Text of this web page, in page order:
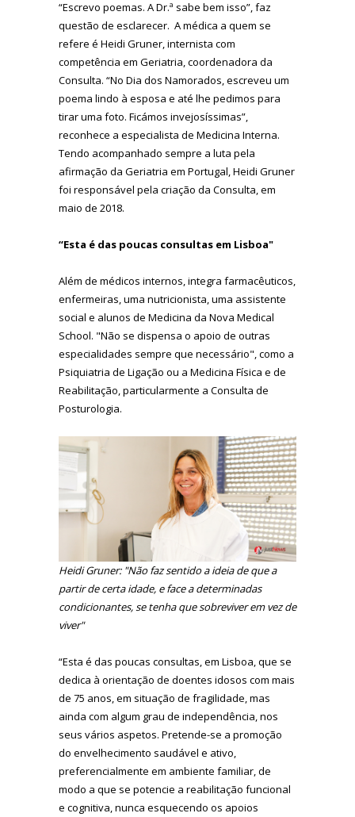
“Escrevo poemas. A Dr.ª sabe bem isso”, faz
questão de esclarecer. A médica a quem se
refere é Heidi Gruner, internista com
competência em Geriatria, coordenadora da
Consulta. “No Dia dos Namorados, escreveu um
poema lindo à esposa e até lhe pedimos para
tirar uma foto. Ficámos invejosíssimas”,
reconhece a especialista de Medicina Interna.
Tendo acompanhado sempre a luta pela
afirmação da Geriatria em Portugal, Heidi Gruner
foi responsável pela criação da Consulta, em
maio de 2018.
“Esta é das poucas consultas em Lisboa"
Além de médicos internos, integra farmacêuticos,
enfermeiras, uma nutricionista, uma assistente
social e alunos de Medicina da Nova Medical
School. "Não se dispensa o apoio de outras
especialidades sempre que necessário", como a
Psiquiatria de Ligação ou a Medicina Física e de
Reabilitação, particularmente a Consulta de
Posturologia.
Heidi Gruner: "Não faz sentido a ideia de que a
partir de certa idade, e face a determinadas
condicionantes, se tenha que sobreviver em vez de
viver"
“Esta é das poucas consultas, em Lisboa, que se
dedica à orientação de doentes idosos com mais
de 75 anos, em situação de fragilidade, mas
ainda com algum grau de independência, nos
seus vários aspetos. Pretende-se a promoção
do envelhecimento saudável e ativo,
preferencialmente em ambiente familiar, de
modo a que se potencie a reabilitação funcional
e cognitiva, nunca esquecendo os apoios